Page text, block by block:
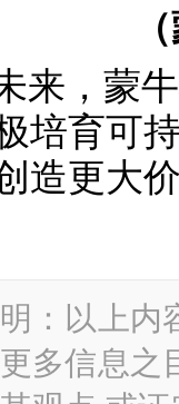
来，蒙
培育可
造更大
：以上内
多信息之